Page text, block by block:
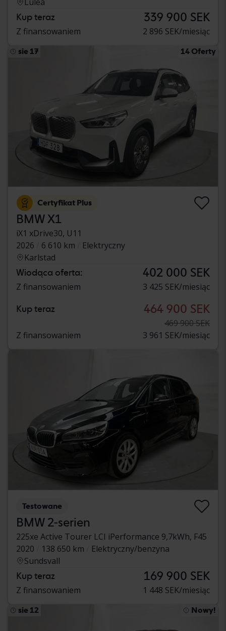
Kup teraz 339 900 SEK
Z finansowaniem 2 896 SEK/miesiąc
sie 17 14 Oferty
Certyfikat Plus
BMW X1
iX1 xDrive30, U11
2026
6 610 km
Elektryczny
Karlstad
Wiodąca oferta: 402 000 SEK
Z finansowaniem 3 425 SEK/miesiąc
Kup teraz 464 900 SEK
469 900 SEK
Z finansowaniem
3 961 SEK/miesiąc
Testowane
BMW 2-serien
225xe Active Tourer LCI iPerformance 9,7kWh, F45
2020
138 650 km
Elektryczny/benzyna
Sundsvall
Kup teraz 169 900 SEK
Z finansowaniem 1 448 SEK/miesiąc
sie 12 Nowy!